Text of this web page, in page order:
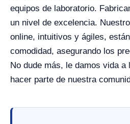
equipos de laboratorio.
un nivel de excelencia.
online, intuitivos y ágiles,
comodidad, asegurando los
No dude más, le damos vida
hacer parte de nuestra